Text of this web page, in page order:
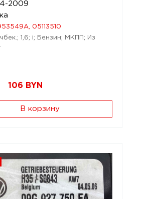
2009
05113510
1,6; i; Бензин; МКПП; Из
106 BYN
В корзину